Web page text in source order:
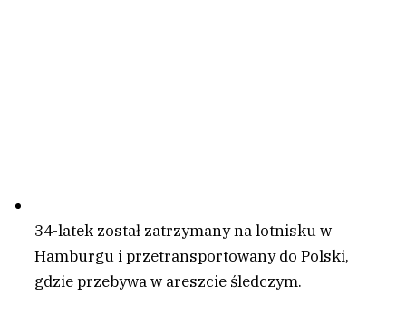
34-latek został zatrzymany na lotnisku w
Hamburgu i przetransportowany do Polski,
gdzie przebywa w areszcie śledczym.